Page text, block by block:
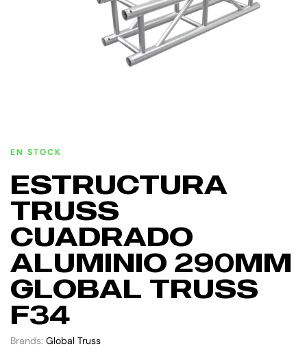
EN STOCK
ESTRUCTURA
TRUSS
CUADRADO
ALUMINIO 290MM
GLOBAL TRUSS
F34
Brands: Global Truss